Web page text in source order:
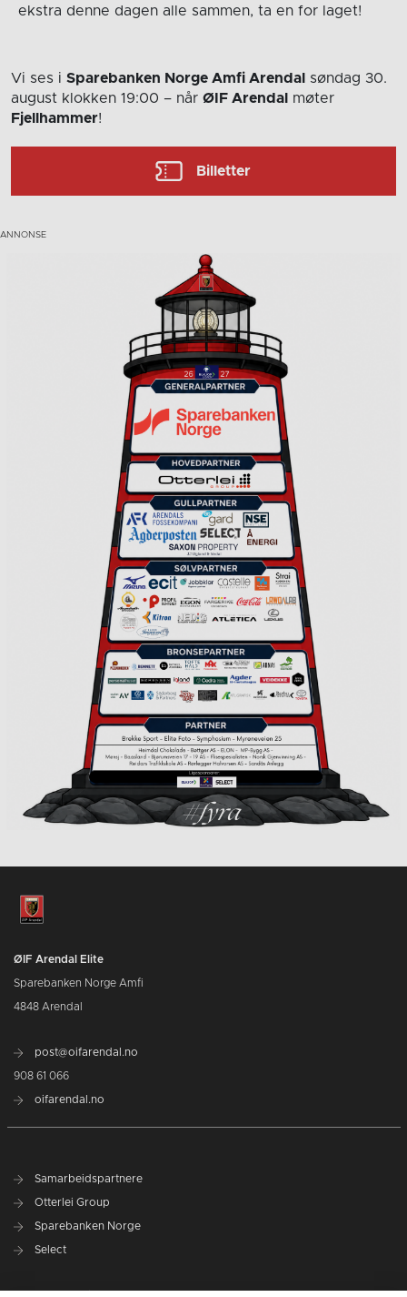
ekstra denne dagen alle sammen, ta en for laget!
Vi ses i Sparebanken Norge Amfi Arendal
søndag 30.
august klokken 19:00 – når ØIF Arendal
møter
Fjellhammer!
Billetter
ØIF Arendal Elite
Sparebanken Norge Amfi
4848 Arendal
post@oifarendal.no
908 61 066
oifarendal.no
Samarbeidspartnere
Otterlei Group
Sparebanken Norge
Select